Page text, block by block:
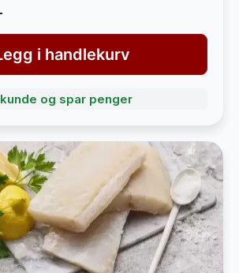
i handlekurv
og spar penger